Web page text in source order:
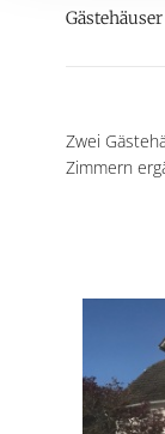
Gästehäuser
Zwei
Zimmern